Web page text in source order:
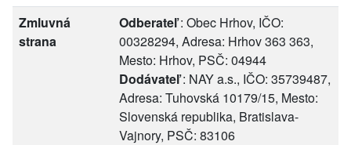
Zmluvná
strana
Odberateľ: Obec Hrhov, IČO:
00328294, Adresa: Hrhov 363 363,
Mesto: Hrhov, PSČ: 04944
Dodávateľ: NAY a.s., IČO: 35739487,
Adresa: Tuhovská 10179/15, Mesto:
Slovenská republika, Bratislava-
Vajnory, PSČ: 83106